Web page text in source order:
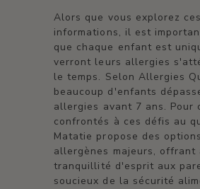
Alors que vous explorez ces
informations, il est
que chaque enfant est
verront leurs allergies
le temps. Selon Allergies
beaucoup d'enfants
allergies avant 7 ans. Pour
confrontés à ces défis au
Matatie propose des
allergènes majeurs, offrant
tranquillité d'esprit aux
soucieux de la sécurité